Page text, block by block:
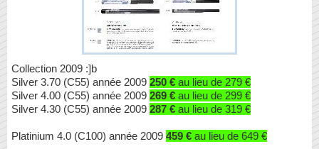
Collection 2009 :]b
Silver 3.70 (C55) année 2009 250 € au lieu de 279 €
Silver 4.00 (C55) année 2009 269 € au lieu de 299 €
Silver 4.30 (C55) année 2009 287 € au lieu de 319 €
Platinium 4.0 (C100) année 2009 459 € au lieu de 649 €